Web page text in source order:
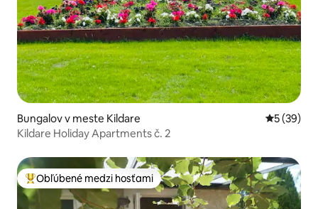
Bungalov v meste Kildare
5 (39)
Kildare Holiday Apartments č. 2
Najobľúbenejšie medzi hosťami
Obľúbené medzi hosťami